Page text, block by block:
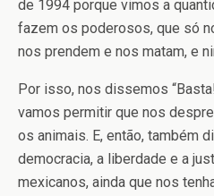
de 1994 porque vimos a
fazem os poderosos, que só
nos prendem e nos matam, e
Por isso, nos dissemos
vamos permitir que nos
os animais. E, então, também
democracia, a liberdade e a
mexicanos, ainda que nos